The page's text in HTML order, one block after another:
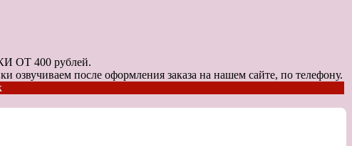
400 рублей.
озвучиваем после оформления заказа на нашем сайте, по телефону.